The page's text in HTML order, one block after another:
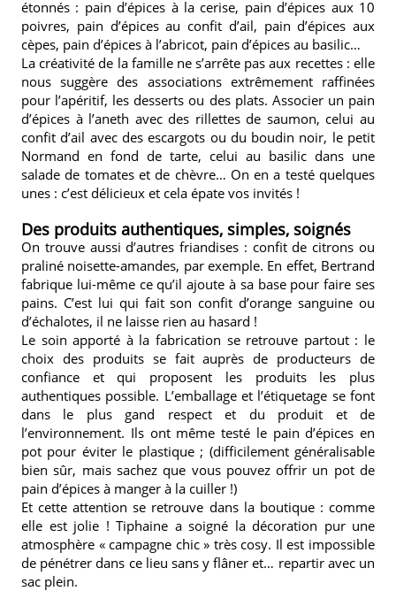
étonnés : pain d’épices à la cerise, pain d’épices aux 10
poivres, pain d’épices au confit d’ail, pain d’épices aux
cèpes, pain d’épices à l’abricot, pain d’épices au basilic…
La créativité de la famille ne s’arrête pas aux recettes : elle
nous suggère des associations extrêmement raffinées
pour l’apéritif, les desserts ou des plats. Associer un pain
d’épices à l’aneth avec des rillettes de saumon, celui au
confit d’ail avec des escargots ou du boudin noir, le petit
Normand en fond de tarte, celui au basilic dans une
salade de tomates et de chèvre… On en a testé quelques
unes : c’est délicieux et cela épate vos invités !
Des produits authentiques, simples, soignés
On trouve aussi d’autres friandises : confit de citrons ou
praliné noisette-amandes, par exemple. En effet, Bertrand
fabrique lui-même ce qu’il ajoute à sa base pour faire ses
pains. C’est lui qui fait son confit d’orange sanguine ou
d’échalotes, il ne laisse rien au hasard !
Le soin apporté à la fabrication se retrouve partout : le
choix des produits se fait auprès de producteurs de
confiance et qui proposent les produits les plus
authentiques possible. L’emballage et l’étiquetage se font
dans le plus gand respect et du produit et de
l’environnement. Ils ont même testé le pain d’épices en
pot pour éviter le plastique ; (difficilement généralisable
bien sûr, mais sachez que vous pouvez offrir un pot de
pain d’épices à manger à la cuiller !)
Et cette attention se retrouve dans la boutique : comme
elle est jolie ! Tiphaine a soigné la décoration pur une
atmosphère « campagne chic » très cosy. Il est impossible
de pénétrer dans ce lieu sans y flâner et… repartir avec un
sac plein.